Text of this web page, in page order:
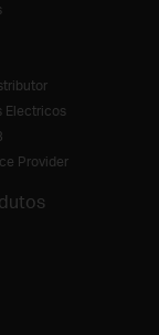
Electricos
Provider